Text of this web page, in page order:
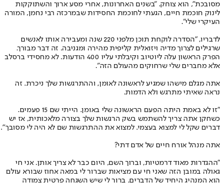
מסובכת", הוא צוחק. "בשנים האחרונות, אחרי מסע ארוך והשתוקקות
לינוק חוכמת חיים, הגעתי לחוכמת החסידות שבמרכזה רבי נחמן, המורה
העיקרי שלי".
לדבריו, "הסדרה לוקחת תוכן מלפני 220 שנה ומעבירה אותו לאנשים
שרגילים לצרוך מדיה ויזואלית קליפית מהירה ומגניבה. זה דבר מבורך.
הפרק הראשון עלה ליוטיוב וקיבלתי עליו 400 הודעות. לא מחסידי ברסלב
אלא מחברים שלי שרחוקים מהעולם הזה".
אתה מגלם מישהו שמגיע לראשונה לאומן, וההתרגשות שלך ניכרת. זה
נראה שאיתי מתרגש ולא הדמות.
"זו לא באמת היתה הפעם הראשונה שלי באומן. הייתי שם 15 פעמים.
כשחקן אתה צריך להשתמש בשק הרגשות שלך בצורה מלאכותית, אז יש
דברים שקל לי למצוא בעצמי. למצוא את ההתרגשות שם לא היה לי מסובך".
אתה מנהל אורח חיים של אדם דתי?
"ההגדרות מאוד דרמטיות, וברוך השם, היום כבר לא צריך אותן. אני חי
גאולה במובן הזה שאני חי עם מציאות שברור לי במאה אחוז שבורא עולם
הוא המנהיג היחיד של הדברים. ברור לי שיש השגחה פרטית צמודה